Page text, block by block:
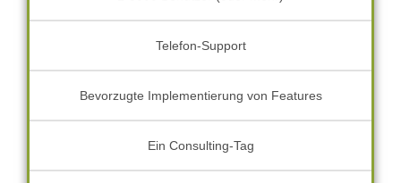
Telefon-Support
Bevorzugte Implementierung von Features
Ein Consulting-Tag